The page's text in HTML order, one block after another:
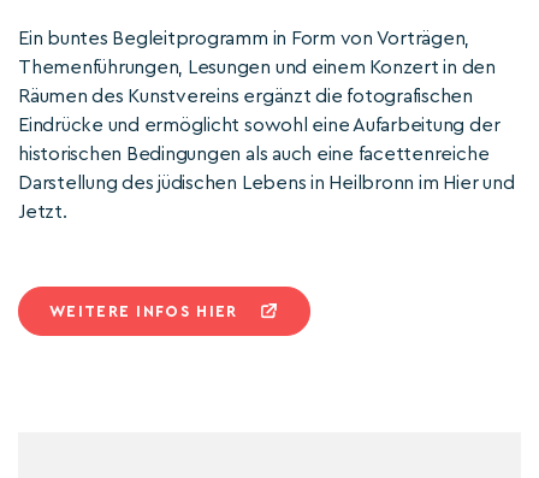
Ein buntes Begleitprogramm in Form von Vorträgen,
Themenführungen, Lesungen und einem Konzert in den
Räumen des Kunstvereins ergänzt die fotografischen
Eindrücke und ermöglicht sowohl eine Aufarbeitung der
historischen Bedingungen als auch eine facettenreiche
Darstellung des jüdischen Lebens in Heilbronn im Hier und
Jetzt.
WEITERE INFOS HIER